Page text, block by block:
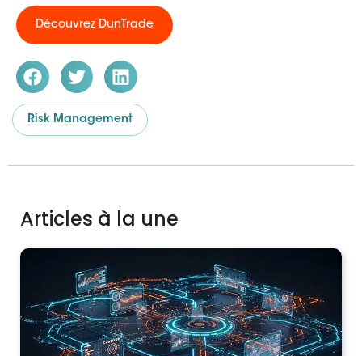
Découvrez DunTrade
Risk Management
Articles à la une